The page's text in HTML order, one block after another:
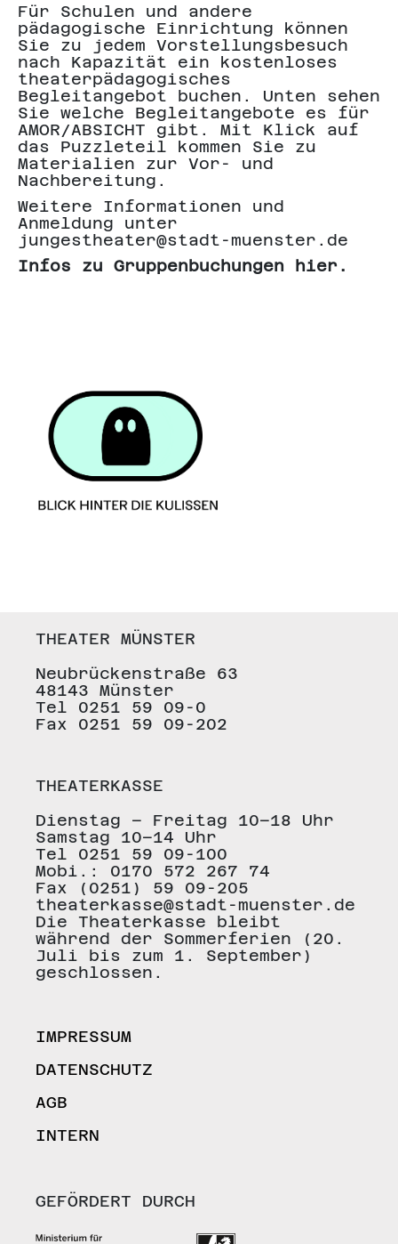
Für Schulen und andere
pädagogische Einrichtung können
Sie zu jedem Vorstellungsbesuch
nach Kapazität ein kostenloses
theaterpädagogisches
Begleitangebot buchen. Unten sehen
Sie welche Begleitangebote es für
AMOR/ABSICHT gibt. Mit Klick auf
das Puzzleteil kommen Sie zu
Materialien zur Vor- und
Nachbereitung.
Weitere Informationen und
Anmeldung unter
jungestheater@stadt-muenster.de
Infos zu Gruppenbuchungen hier.
THEATER MÜNSTER
Neubrückenstraße 63
48143 Münster
Tel 0251 59 09-0
Fax 0251 59 09-202
THEATERKASSE
Dienstag – Freitag 10–18 Uhr
Samstag 10–14 Uhr
Tel 0251 59 09-100
Mobi.: 0170 572 267 74
Fax (0251) 59 09-205
theaterkasse@stadt-muenster.de
Die Theaterkasse bleibt
während der Sommerferien (20.
Juli bis zum 1. September)
geschlossen.
IMPRESSUM
DATENSCHUTZ
AGB
INTERN
GEFÖRDERT DURCH